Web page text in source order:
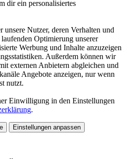
dir ein personalisiertes
unsere Nutzer, deren Verhalten und
Optimierung unserer
Werbung und Inhalte anzuzeigen
Außerdem können wir
externen Anbietern abgleichen und
Angebote anzeigen, nur wenn
nutzt.
Einwilligung in den Einstellungen
.
Einstellungen anpassen